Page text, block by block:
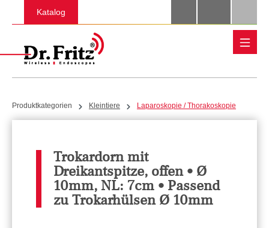
Zum Hauptinhalt springen
Katalog
Produktkategorien Kleintiere Laparoskopie / Thorakoskopie
Trokardorn mit
Dreikantspitze, offen • Ø
10mm, NL: 7cm • Passend
zu Trokarhülsen Ø 10mm